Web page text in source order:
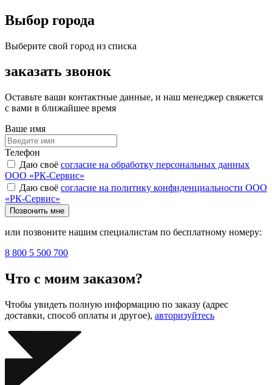
Выбор города
Выберите свой город из списка
заказать звонок
Оставьте ваши контактные данные, и наш менеджер свяжется
с вами в ближайшее время
Ваше имя
Телефон
Даю своё согласие на обработку персональных данных
ООО «РК-Сервис»
Даю своё согласие на политику конфиденциальности ООО
«РК-Сервис»
Позвонить мне
или позвоните нашим специалистам по бесплатному номеру:
8 800 5 500 700
Что с моим заказом?
Чтобы увидеть полную информацию по заказу (адрес
доставки, способ оплаты и другое), авторизуйтесь